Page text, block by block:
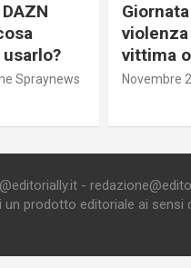
Spraynews
violenza
vittima
Novembre
-
prodotto editoriale ai sensi